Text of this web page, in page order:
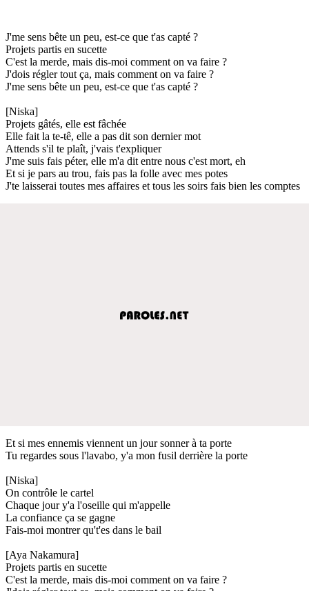
J'me sens bête un peu, est-ce que t'as capté ?
Projets partis en sucette
C'est la merde, mais dis-moi comment on va faire ?
J'dois régler tout ça, mais comment on va faire ?
J'me sens bête un peu, est-ce que t'as capté ?
[Niska]
Projets gâtés, elle est fâchée
Elle fait la te-tê, elle a pas dit son dernier mot
Attends s'il te plaît, j'vais t'expliquer
J'me suis fais péter, elle m'a dit entre nous c'est mort, eh
Et si je pars au trou, fais pas la folle avec mes potes
J'te laisserai toutes mes affaires et tous les soirs fais bien les comptes
Et si mes ennemis viennent un jour sonner à ta porte
Tu regardes sous l'lavabo, y'a mon fusil derrière la porte
[Niska]
On contrôle le cartel
Chaque jour y'a l'oseille qui m'appelle
La confiance ça se gagne
Fais-moi montrer qu't'es dans le bail
[Aya Nakamura]
Projets partis en sucette
C'est la merde, mais dis-moi comment on va faire ?